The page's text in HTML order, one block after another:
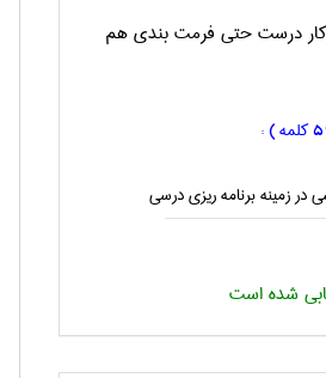
و کار درست حتی فرمت بندی هم
کلمه ) :
در زمینه برنامه ریزی درسی
شده است